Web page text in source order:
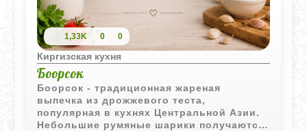
1,33K 0 0
Киргизская кухня
Боорсок
Боорсок - традиционная жареная
выпечка из дрожжевого теста,
популярная в кухнях Центральной Азии.
Небольшие румяные шарики получаются